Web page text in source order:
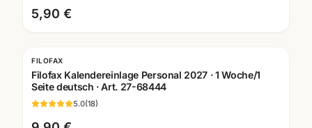
5,90 €
FILOFAX
Filofax Kalendereinlage Personal 2027 · 1 Woche/1
Seite deutsch · Art. 27-68444
5.0(18)